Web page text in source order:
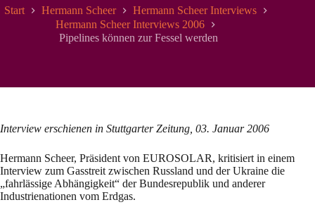
Start Hermann Scheer
Hermann Scheer Interviews
Hermann Scheer Interviews 2006
Pipelines können zur Fessel werden
Interview erschienen in Stuttgarter Zeitung, 03. Januar 2006
Hermann Scheer, Präsident von EUROSOLAR, kritisiert in einem
Interview zum Gasstreit zwischen Russland und der Ukraine die
„fahrlässige Abhängigkeit“ der Bundesrepublik und anderer
Industrienationen vom Erdgas.